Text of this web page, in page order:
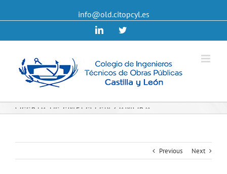
info@old.citopcyl.es
LinkedinTwitter
OFERTA DE EMPLEO EN ZAMORA
Previous Next